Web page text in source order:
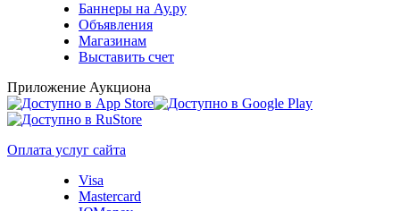
Баннеры на Ау.ру
Объявления
Магазинам
Выставить счет
Приложение Аукциона
Оплата услуг сайта
Visa
Mastercard